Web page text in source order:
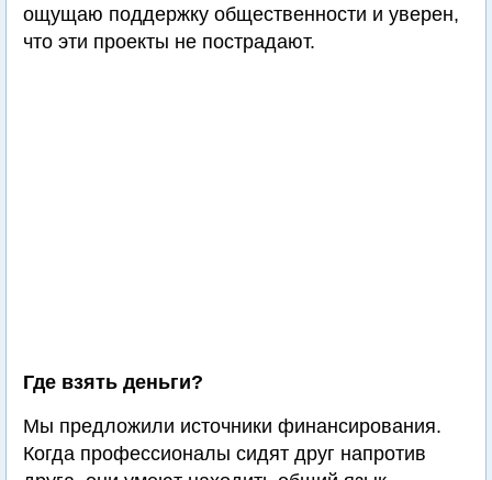
ощущаю поддержку общественности и уверен,
что эти проекты не пострадают.
Где взять деньги?
Мы предложили источники финансирования.
Когда профессионалы сидят друг напротив